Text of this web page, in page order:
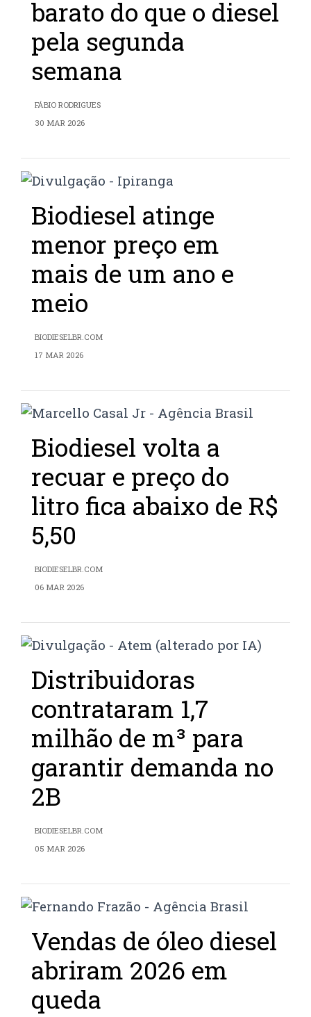
barato do que o diesel
pela segunda
semana
FÁBIO RODRIGUES
30 MAR 2026
Biodiesel atinge
menor preço em
mais de um ano e
meio
BIODIESELBR.COM
17 MAR 2026
Biodiesel volta a
recuar e preço do
litro fica abaixo de R$
5,50
BIODIESELBR.COM
06 MAR 2026
Distribuidoras
contrataram 1,7
milhão de m³ para
garantir demanda no
2B
BIODIESELBR.COM
05 MAR 2026
Vendas de óleo diesel
abriram 2026 em
queda